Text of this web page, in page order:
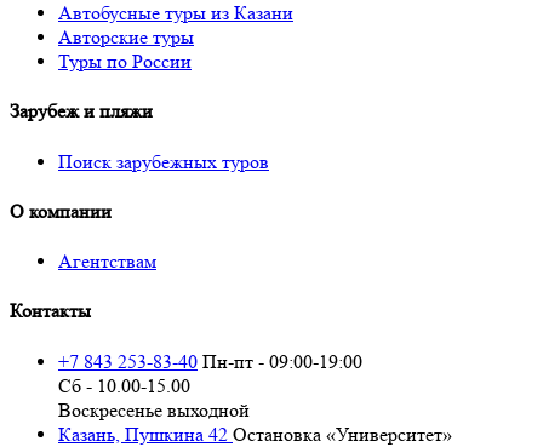
Автобусные туры из Казани
Авторские туры
Туры по России
Зарубеж и пляжи
Поиск зарубежных туров
О компании
Агентствам
Контакты
+7 843 253-83-40 Пн-пт - 09:00-19:00
Сб - 10.00-15.00
Воскресенье выходной
Казань, Пушкина 42 Остановка «Университет»